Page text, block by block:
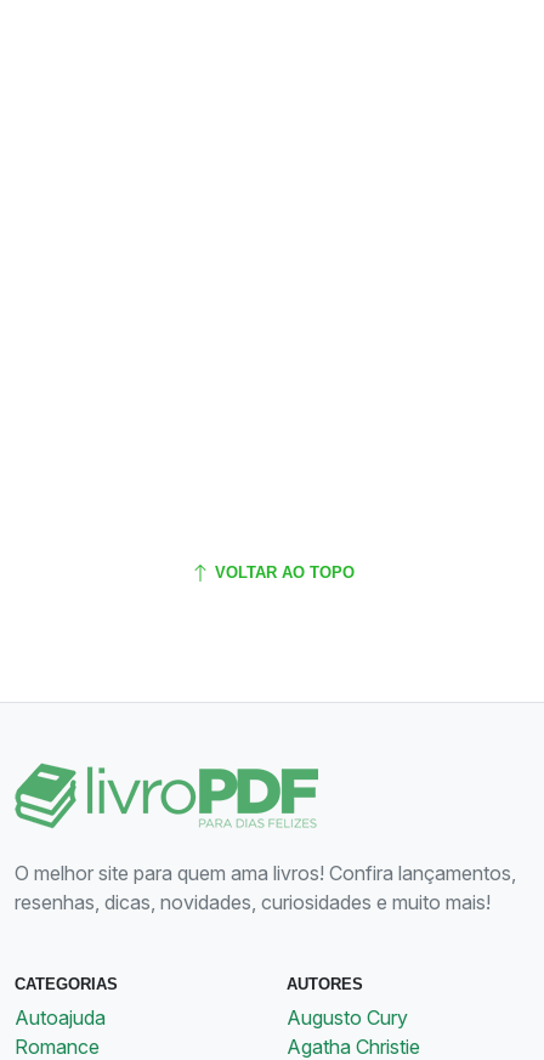
VOLTAR AO TOPO
O melhor site para quem ama livros! Confira lançamentos,
resenhas, dicas, novidades, curiosidades e muito mais!
CATEGORIAS
Autoajuda
Romance
AUTORES
Augusto Cury
Agatha Christie